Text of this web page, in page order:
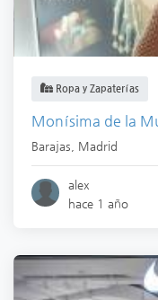
Ropa y Zapaterías
Monísima de la
Barajas Madrid
alex
hace 1 año